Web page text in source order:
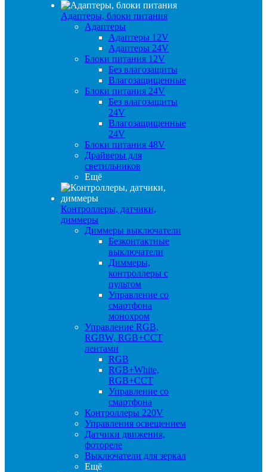
Адаптеры, блоки питания
Адаптеры
Адаптеры 12V
Адаптеры 24V
Блоки питания 12V
Без влагозащиты
Влагозащищенные
Блоки питания 24V
Без влагозащиты
24V
Влагозащищенные
24V
Блоки питания 48V
Драйверы для
светильников
Ещё
Контроллеры, датчики,
диммеры
Диммеры выключатели
Безконтактные
выключатели
Диммеры,
контроллеры с
пультом
Управление со
смартфона
монохром
Управление RGB,
RGBW, RGB+CCT
лентами
RGB
RGB+White,
RGB+CCT
Управление со
смартфона
Контроллеры 220V
Управления освещением
Датчики движения,
фотореле
Выключатели для зеркал
Ещё